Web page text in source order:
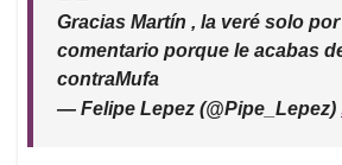
Gracias Martín , la veré solo
comentario porque le acabas
contraMufa
— Felipe Lepez (@Pipe_Lepez)